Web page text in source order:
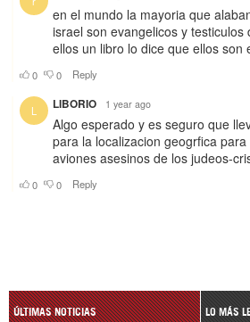
ÚLTIMAS NOTICIAS LO MÁS